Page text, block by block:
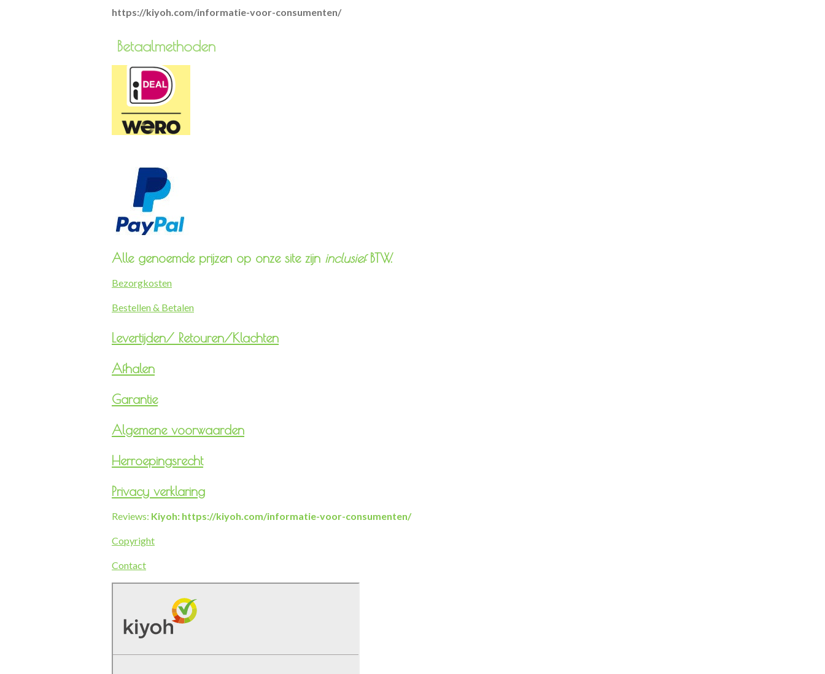
https://kiyoh.com/informatie-voor-consumenten/
Betaalmethoden
Alle genoemde prijzen op onze site zijn inclusiefBTW.
Bezorgkosten
Bestellen & Betalen
Levertijden/ Retouren/Klachten
Afhalen
Garantie
Algemene voorwaarden
Herroepingsrecht
Privacy verklaring
Reviews: Kiyoh: https://kiyoh.com/informatie-voor-consumenten/
Copyright
Contact